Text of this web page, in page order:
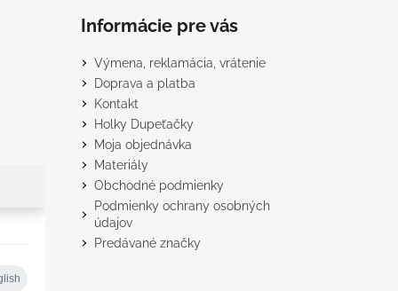
Informácie pre vás
Výmena, reklamácia, vrátenie
Doprava a platba
Kontakt
Holky Dupeťačky
Moja objednávka
Materiály
Obchodné podmienky
Podmienky ochrany osobných
údajov
Predávané značky